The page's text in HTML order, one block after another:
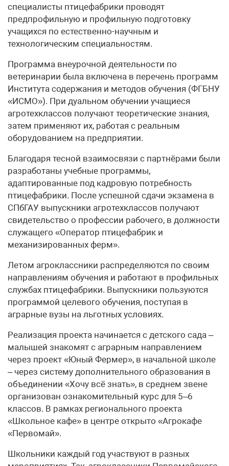
специалисты птицефабрики проводят
предпрофильную и профильную подготовку
учащихся по естественно-научным и
технологическим специальностям.
Программа внеурочной деятельности по
ветеринарии была включена в перечень программ
Института содержания и методов обучения (ФГБНУ
«ИСМО»). При дуальном обучении учащиеся
агротехклассов получают теоретические знания,
затем применяют их, работая с реальным
оборудованием на предприятии.
Благодаря тесной взаимосвязи с партнёрами были
разработаны учебные программы,
адаптированные под кадровую потребность
птицефабрики. После успешной сдачи экзамена в
СПбГАУ выпускники агротехклассов получают
свидетельство о профессии рабочего, в должности
служащего «Оператор птицефабрик и
механизированных ферм».
Летом агроклассники распределяются по своим
направлениям обучения и работают в профильных
службах птицефабрики. Выпускники пользуются
программой целевого обучения, поступая в
аграрные вузы на льготных условиях.
Реализация проекта начинается с детского сада –
малышей знакомят с аграрным направлением
через проект «Юный Фермер», в начальной школе
– через систему дополнительного образования в
объединении «Хочу всё знать», в среднем звене
организован ознакомительный курс для 5–6
классов. В рамках регионального проекта
«Школьное кафе» в центре открыто «Агрокафе
«Первомай».
Школьники каждый год участвуют в разных